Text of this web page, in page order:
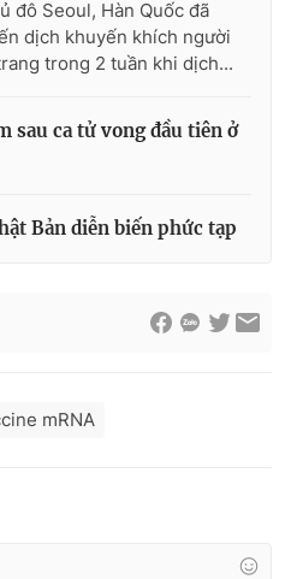
đô Seoul, Hàn Quốc đã
dịch khuyến khích người
trong 2 tuần khi dịch...
sau ca tử vong đầu tiên ở
Bản diễn biến phức tạp
mRNA